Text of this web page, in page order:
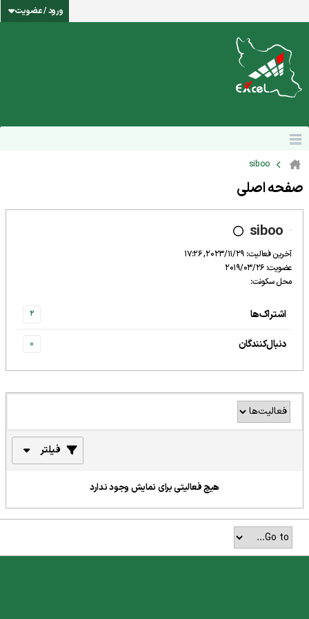
ورود / عضویت
siboo
صفحه اصلی
siboo
آخرین فعالیت: 2023/11/29, 17:26
عضویت: 2019/03/26
محل سکونت:
اشتراک‌ها 2
دنبال‌کنندگان 0
فیلتر
هیچ فعالیتی برای نمایش وجود ندارد